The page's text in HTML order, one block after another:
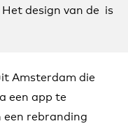
Het design van de is
Amsterdam die
een app te
een rebranding